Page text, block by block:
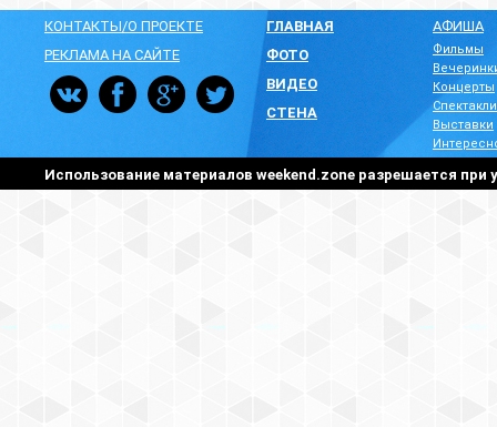
КОНТАКТЫ/О ПРОЕКТЕ
РЕКЛАМА НА САЙТЕ
ГЛАВНАЯ
ФОТО
ВИДЕО
СТЕНА
АФИША
Фильмы
Концерты
Спектакли
Выставки
Использование материалов weekend.zone разрешается